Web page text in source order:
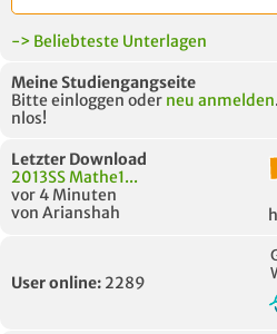
-> Beliebteste Unterlagen
Meine Studiengangseite
Bitte einloggen oder neu anmelden
nlos!
Letzter Download
2013SS Mathe1...
vor 4 Minuten
von Arianshah
User online: 2289